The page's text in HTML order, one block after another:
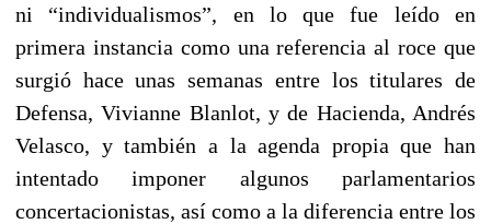
ni “individualismos”, en lo que fue leído en
primera instancia como una referencia al roce que
surgió hace unas semanas entre los titulares de
Defensa, Vivianne Blanlot, y de Hacienda, Andrés
Velasco, y también a la agenda propia que han
intentado imponer algunos parlamentarios
concertacionistas, así como a la diferencia entre los